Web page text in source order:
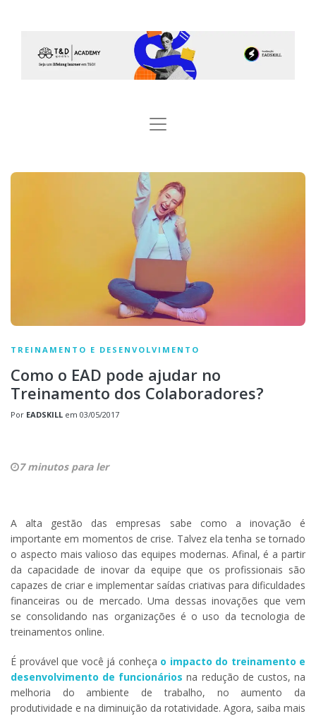
TREINAMENTO E DESENVOLVIMENTO
Como o EAD pode ajudar no
Treinamento dos Colaboradores?
Por EADSKILL em 03/05/2017
7 minutos para ler
A alta gestão das empresas sabe como a inovação é
importante em momentos de crise. Talvez ela tenha se tornado
o aspecto mais valioso das equipes modernas. Afinal, é a partir
da capacidade de inovar da equipe que os profissionais são
capazes de criar e implementar saídas criativas para dificuldades
financeiras ou de mercado. Uma dessas inovações que vem
se consolidando nas organizações é o uso da tecnologia de
treinamentos online.
É provável que você já conheça o impacto do treinamento e
desenvolvimento de funcionários na redução de custos, na
melhoria do ambiente de trabalho, no aumento da
produtividade e na diminuição da rotatividade. Agora, saiba mais